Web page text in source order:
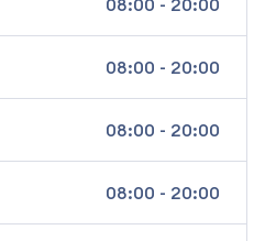
08:00 - 20:00
08:00 - 20:00
08:00 - 20:00